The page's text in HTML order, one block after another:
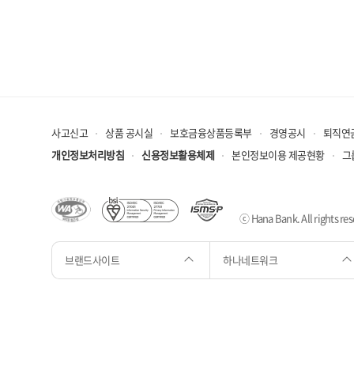
사고신고 상품 공시실 보호금융상품등록부 경영공시
퇴직연
개인정보처리방침
신용정보활용체제 본인정보이용 제공현황 그
ⓒ Hana Bank. All rights
브랜드사이트 하나네트워크